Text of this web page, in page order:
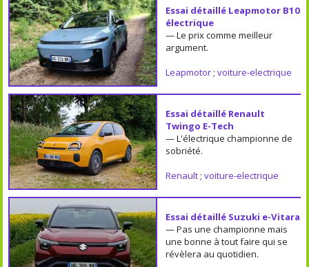
Essai détaillé Leapmotor B10
électrique
— Le prix comme meilleur
argument.
Leapmotor; voiture-electrique
Essai détaillé Renault
Twingo E-Tech
— L'électrique championne de
sobriété.
Renault; voiture-electrique
Essai détaillé Suzuki e-Vitara
— Pas une championne mais
une bonne à tout faire qui se
révèlera au quotidien.